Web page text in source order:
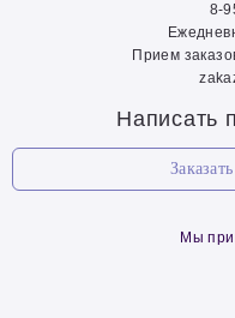
8-
Прием
Написать
Мы